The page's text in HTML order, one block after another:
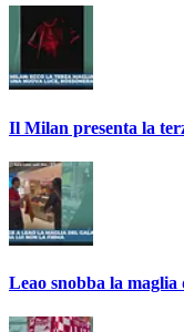
Il Milan presenta la
Leao snobba la